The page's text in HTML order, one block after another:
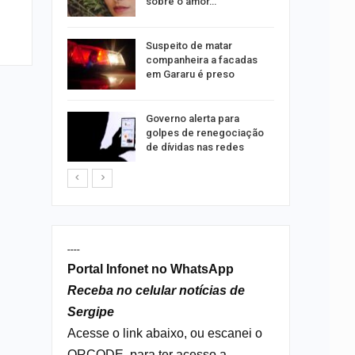
Suspeito de matar
companheira a facadas
em Gararu é preso
Governo alerta para
golpes de renegociação
de dívidas nas redes
----
Portal Infonet no WhatsApp
Receba no celular notícias de
Sergipe
Acesse o link abaixo, ou escanei o